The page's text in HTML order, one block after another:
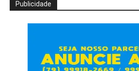
Publicidade